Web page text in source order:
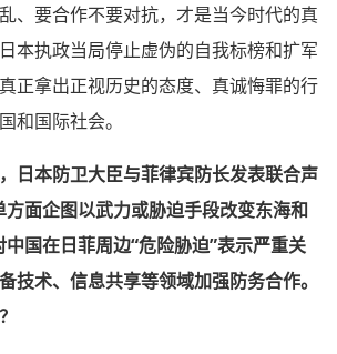
、要合作不要对抗，才是当今时代的真
本执政当局停止虚伪的自我标榜和扩军
正拿出正视历史的态度、真诚悔罪的行
和国际社会。
日本防卫大臣与菲律宾防长发表联合声
方面企图以武力或胁迫手段改变东海和
国在日菲周边“危险胁迫”表示严重关
技术、信息共享等领域加强防务合作。